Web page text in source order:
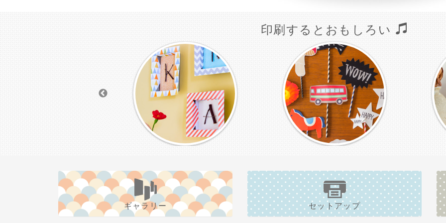
印刷するとおもしろい
ギャラリー セットアップ